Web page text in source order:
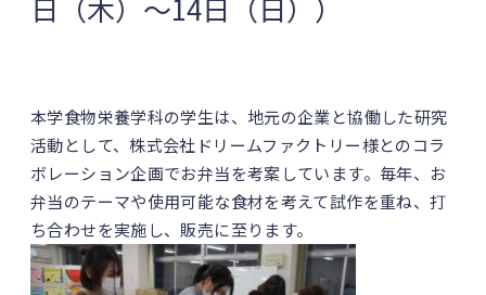
日（木）～14日（日））
本学食物栄養学科の学生は、地元の企業と協働した研究
活動として、株式会社ドリームファクトリー様とのコラ
ボレーション企画でお弁当を考案しています。毎年、お
弁当のテーマや使用可能な食材を考えて試作を重ね、打
ち合わせを実施し、販売に至ります。